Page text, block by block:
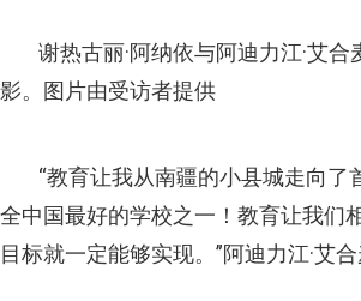
谢热古丽·阿纳依与阿迪力江·艾
影。图片由受访者提供
“教育让我从南疆的小县城走向了
全中国最好的学校之一！教育让我们
目标就一定能够实现。”阿迪力江·艾合